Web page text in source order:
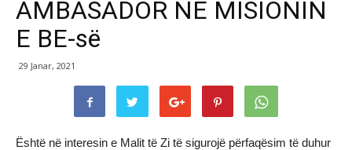
AMBASADOR NË MISIONIN
E BE-së
29 Janar, 2021
Është në interesin e Malit të Zi të sigurojë përfaqësim të duhur